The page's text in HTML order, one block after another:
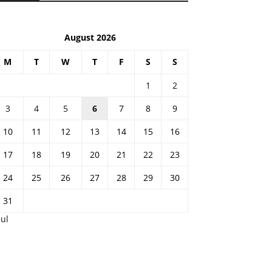
August 2026
M T W T F S S
1
2
3
4 5 6 7 8
9
10
11 12 13 14 15
16
17
18 19 20 21 22
23
24
25 26 27 28 29
30
31